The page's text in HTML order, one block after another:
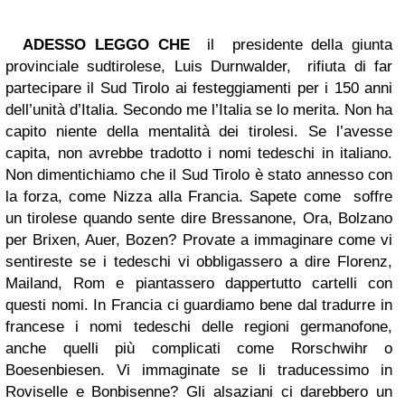
ADESSO LEGGO CHE il presidente della giunta
provinciale sudtirolese, Luis Durnwalder, rifiuta di far
partecipare il Sud Tirolo ai festeggiamenti per i 150 anni
dell’unità d’Italia. Secondo me l’Italia se lo merita. Non ha
capito niente della mentalità dei tirolesi. Se l’avesse
capita, non avrebbe tradotto i nomi tedeschi in italiano.
Non dimentichiamo che il Sud Tirolo è stato annesso con
la forza, come Nizza alla Francia. Sapete come soffre
un tirolese quando sente dire Bressanone, Ora, Bolzano
per Brixen, Auer, Bozen? Provate a immaginare come vi
sentireste se i tedeschi vi obbligassero a dire Florenz,
Mailand, Rom e piantassero dappertutto cartelli con
questi nomi. In Francia ci guardiamo bene dal tradurre in
francese i nomi tedeschi delle regioni germanofone,
anche quelli più complicati come Rorschwihr o
Boesenbiesen. Vi immaginate se li traducessimo in
Roviselle e Bonbisenne? Gli alsaziani ci darebbero un